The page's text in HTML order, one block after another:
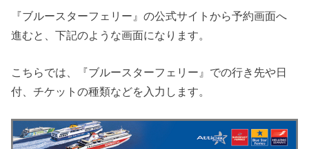
『ブルースターフェリー』の公式サイトから予約画面へ
進むと、下記のような画面になります。
こちらでは、『ブルースターフェリー』での行き先や日
付、チケットの種類などを入力します。